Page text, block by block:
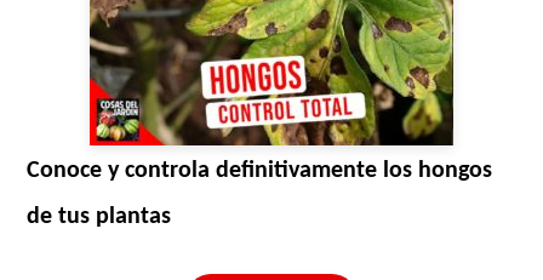
Conoce y controla definitivamente los hongos
de tus plantas